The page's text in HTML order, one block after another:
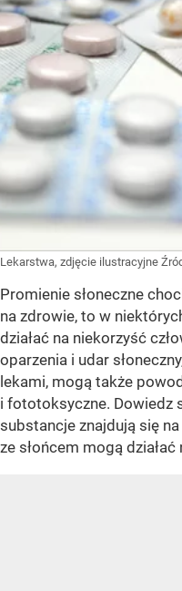
Lekarstwa, zdjęcie ilustracyjne
Promienie słoneczne
na zdrowie, to w
działać na niekorzyść
oparzenia i udar
lekami, mogą także
i fototoksyczne. Dowiedz
substancje znajdują się
ze słońcem mogą